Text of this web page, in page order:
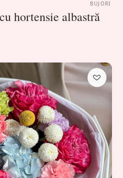
BUJORI
hortensie albastră